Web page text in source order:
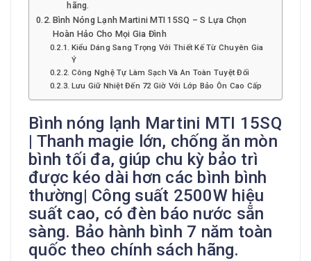
hãng.
Bình Nóng Lạnh Martini MTI 15SQ – S Lựa Chọn
Hoàn Hảo Cho Mọi Gia Đình
Kiểu Dáng Sang Trọng Với Thiết Kế Từ Chuyên Gia
Ý
Công Nghệ Tự Làm Sạch Và An Toàn Tuyệt Đối
Lưu Giữ Nhiệt Đến 72 Giờ Với Lớp Bảo Ôn Cao Cấp
Bình nóng lạnh Martini MTI 15SQ
| Thanh magie lớn, chống ăn mòn
bình tối đa, giúp chu kỳ bảo trì
được kéo dài hơn các bình bình
thường| Công suất 2500W hiệu
suất cao, có đèn báo nước sẵn
sàng. Bảo hành bình 7 năm toàn
quốc theo chính sách hãng.